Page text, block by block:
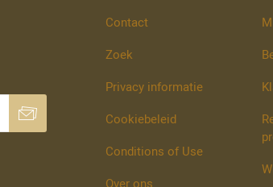
Contact
Zoek
Privacy informatie
Cookiebeleid
Conditions of Use